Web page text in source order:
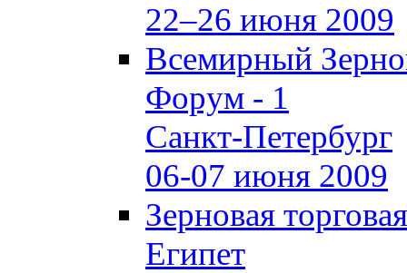
22–26 июня 2009
Всемирный
Форум - 1
Санкт-Петербург
06-07 июня 2009
Зерновая
Египет